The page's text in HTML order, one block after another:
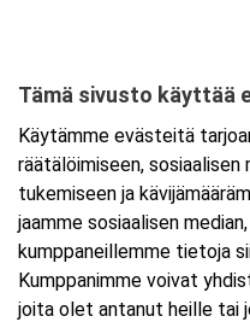
Tarkempi kartta ja ajo-
Tämä sivusto käyttää
Käytämme evästeitä
räätälöimiseen, sosiaalisen
tukemiseen ja
jaamme sosiaalisen
kumppaneillemme tietoja
Kumppanimme voivat
joita olet antanut heille tai